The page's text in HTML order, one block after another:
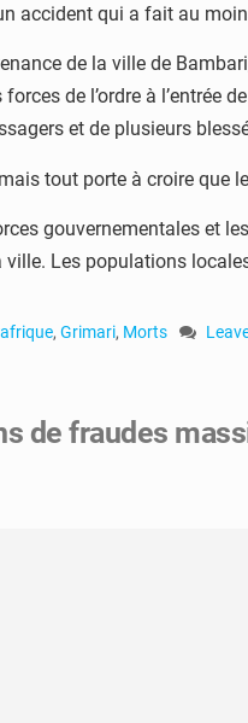
accident qui a fait au
de la ville de
de l’ordre à
et de plusieurs
tout porte à croire
gouvernementales et
Les populations
, Grimari, Morts
de fraudes